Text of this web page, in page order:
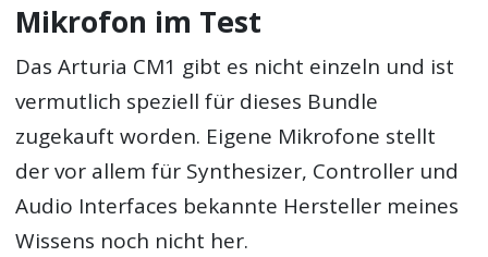
Mikrofon im Test
Das Arturia CM1 gibt es nicht einzeln und ist
vermutlich speziell für dieses Bundle
zugekauft worden. Eigene Mikrofone stellt
der vor allem für Synthesizer, Controller und
Audio Interfaces bekannte Hersteller meines
Wissens noch nicht her.